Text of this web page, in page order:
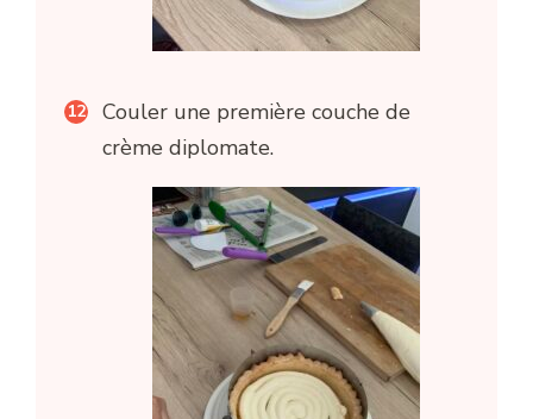
Couler une première couche de
crème diplomate.